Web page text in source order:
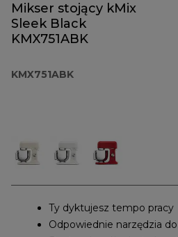
Mikser stojący kMix
Sleek Black
KMX751ABK
KMX751ABK
Ty dyktujesz tempo pracy
Odpowiednie narzędzia